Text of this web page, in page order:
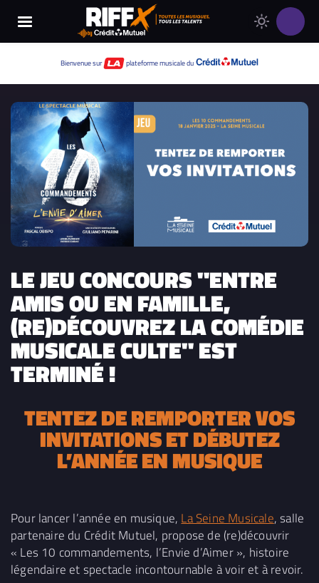
Bienvenue sur plateforme musicale du
Changer
de
RIFFX
Thème
clair
LE JEU CONCOURS "ENTRE
AMIS OU EN FAMILLE,
(RE)DÉCOUVREZ LA COMÉDIE
MUSICALE CULTE" EST
TERMINÉ !
TENTEZ DE REMPORTER VOS
INVITATIONS ET DÉBUTEZ
L’ANNÉE EN MUSIQUE
Pour lancer l’année en musique, La Seine Musicale, salle
partenaire du Crédit Mutuel, propose de (re)découvrir
« Les 10 commandements, l’Envie d’Aimer », histoire
légendaire et spectacle incontournable à voir et à revoir.